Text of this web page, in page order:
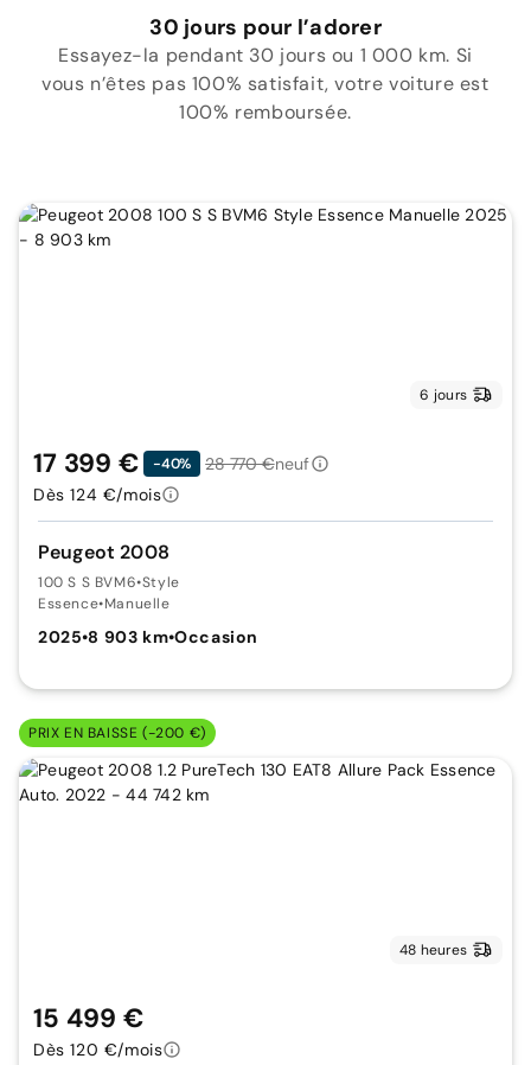
30 jours pour l’adorer
Essayez-la pendant 30 jours ou 1 000 km. Si
vous n’êtes pas 100% satisfait, votre voiture est
100% remboursée.
6 jours
Peugeot 2008
100 S S BVM6•Style
Essence•Manuelle
2025•8 903 km•Occasion
17 399 € -40% 28 770 €neuf
Dès 124 €/mois
PRIX EN BAISSE (-200 €)
48 heures
15 499 €
Dès 120 €/mois